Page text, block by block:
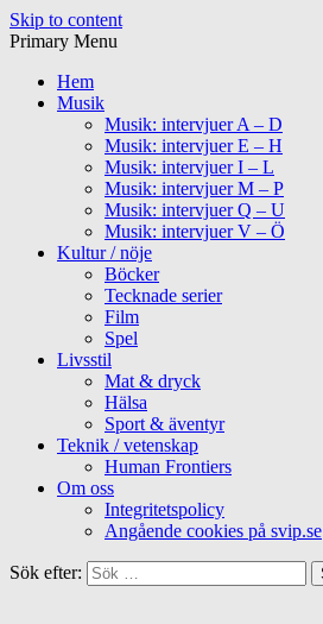
Skip to content
Primary Menu
Hem
Musik
Musik: intervjuer A – D
Musik: intervjuer E – H
Musik: intervjuer I – L
Musik: intervjuer M – P
Musik: intervjuer Q – U
Musik: intervjuer V – Ö
Kultur / nöje
Böcker
Tecknade serier
Film
Spel
Livsstil
Mat & dryck
Hälsa
Sport & äventyr
Teknik / vetenskap
Human Frontiers
Om oss
Integritetspolicy
Angående cookies på svip.se
Sök efter: